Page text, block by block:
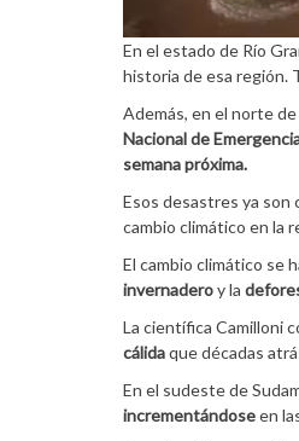
En el estado de Río
historia de esa región.
Además, en el norte
Nacional de
semana próxima.
Esos desastres ya son
cambio climático en la
El cambio climático se
invernaderoy la
La científica Camilloni
cálidaque décadas
En el sudeste de
incrementándoseen